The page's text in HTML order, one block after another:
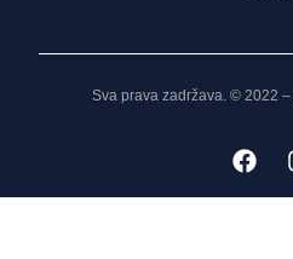
Sva prava zadržava. © 2022 –